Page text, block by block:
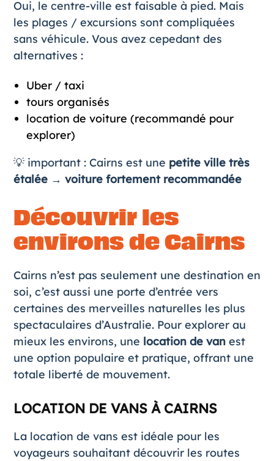
Oui, le centre-ville est faisable à pied. Mais
les plages / excursions sont compliquées
sans véhicule. Vous avez cepedant des
alternatives :
Uber / taxi
tours organisés
location de voiture (recommandé pour
explorer)
💡 important : Cairns est une petite ville très
étalée → voiture fortement recommandée
Découvrir les
environs de Cairns
Cairns n’est pas seulement une destination en
soi, c’est aussi une porte d’entrée vers
certaines des merveilles naturelles les plus
spectaculaires d’Australie. Pour explorer au
mieux les environs, une location de vanest
une option populaire et pratique, offrant une
totale liberté de mouvement.
LOCATION DE VANS À CAIRNS
La location de vans est idéale pour les
voyageurs souhaitant découvrir les routes